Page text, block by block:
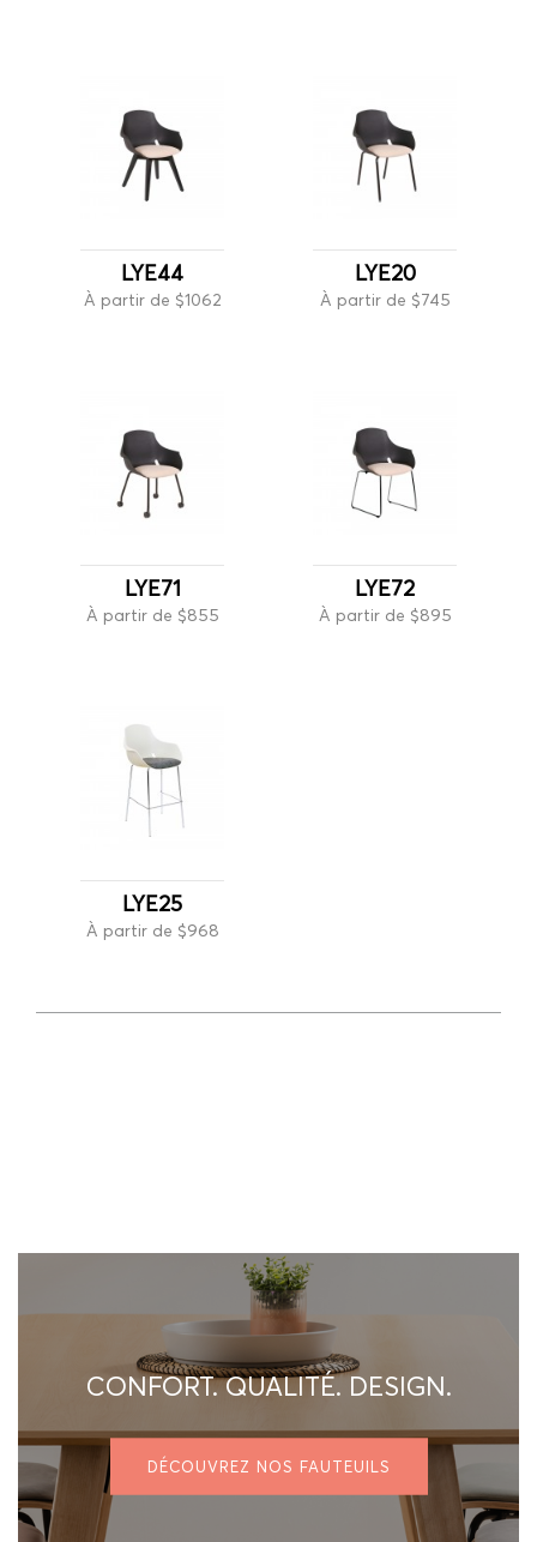
LYE44
À partir de $1062
LYE20
À partir de $745
LYE71
À partir de $855
LYE72
À partir de $895
LYE25
À partir de $968
CONFORT. QUALITÉ. DESIGN.
DÉCOUVREZ NOS FAUTEUILS